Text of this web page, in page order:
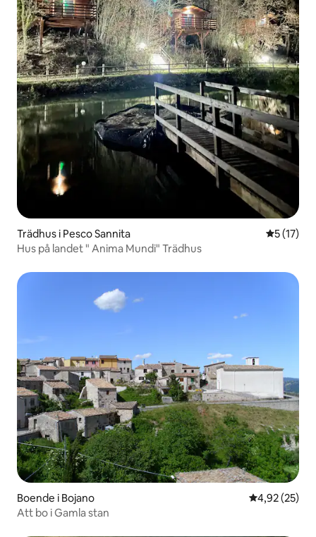
Trädhus i Pesco Sannita 5 av 5 i
5 (17)
Hus på landet " Anima Mundi" Trädhus
Boende i Bojano 4,92 av 5 i
4,92 (25)
Att bo i Gamla stan